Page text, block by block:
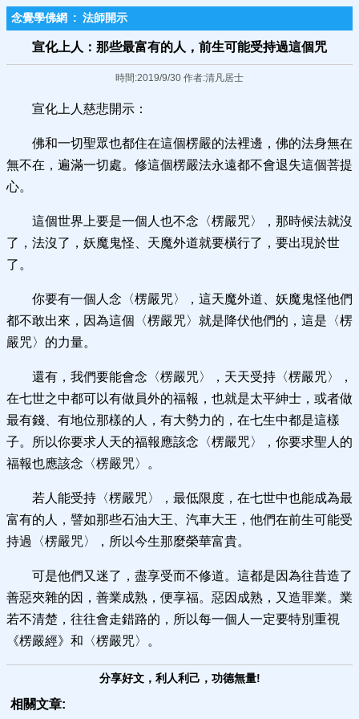
念覺學佛網 : 法師開示
宣化上人：那些最富有的人，前生可能受持過這個咒
時間:2019/9/30 作者:清凡居士
宣化上人慈悲開示：
佛和一切聖眾也都住在這個楞嚴的法裡邊，佛的法身無在
無不在，遍滿一切處。修這個楞嚴法永遠都不會退失這個菩提
心。
這個世界上要是一個人也不念〈楞嚴咒〉，那時候法就沒
了，法沒了，妖魔鬼怪、天魔外道就要橫行了，要出現於世
了。
你要有一個人念〈楞嚴咒〉，這天魔外道、妖魔鬼怪他們
都不敢出來，因為這個〈楞嚴咒〉就是降伏他們的，這是〈楞
嚴咒〉的力量。
還有，我們要能會念〈楞嚴咒〉，天天受持〈楞嚴咒〉，
在七世之中都可以有做員外的福報，也就是太平紳士，或者做
最有錢、有地位那樣的人，有大勢力的，在七生中都是這樣
子。所以你要求人天的福報應該念〈楞嚴咒〉，你要求聖人的
福報也應該念〈楞嚴咒〉。
若人能受持〈楞嚴咒〉，最低限度，在七世中也能成為最
富有的人，譬如那些石油大王、汽車大王，他們在前生可能受
持過〈楞嚴咒〉，所以今生那麼榮華富貴。
可是他們又迷了，盡享受而不修道。這都是因為往昔造了
善惡夾雜的因，善業成熟，便享福。惡因成熟，又造罪業。業
若不清楚，往往會走錯路的，所以每一個人一定要特別重視
《楞嚴經》和〈楞嚴咒〉。
分享好文，利人利己，功德無量!
相關文章: